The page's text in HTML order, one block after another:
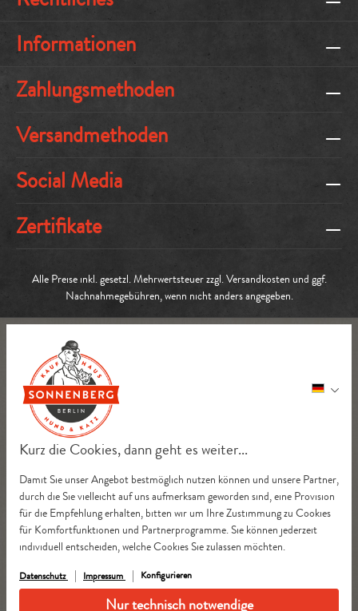
Kurz die Cookies, dann geht es weiter...
Damit Sie unser Angebot bestmöglich nutzen können und unsere Partner,
durch die Sie vielleicht auf uns aufmerksam geworden sind, eine Provision
für die Empfehlung erhalten, bitten wir um Ihre Zustimmung zu Cookies
für Komfortfunktionen und Partnerprogramme. Sie können jederzeit
individuell entscheiden, welche Cookies Sie zulassen möchten.
Datenschutz Impressum Konfigurieren
Nur technisch notwendige
Informationen
Zahlungsmethoden
Versandmethoden
Social Media
Zertifikate
Alle Preise inkl. gesetzl. Mehrwertsteuer zzgl.Versandkosten und ggf.
Nachnahmegebühren, wenn nicht anders angegeben.